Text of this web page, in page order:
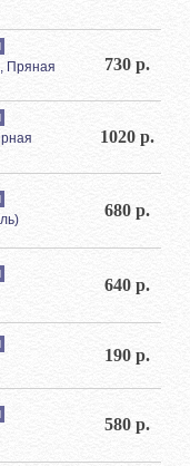
Пряная
730 р.
1020 р.
680 р.
640 р.
190 р.
580 р.